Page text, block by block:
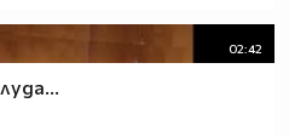
02:42